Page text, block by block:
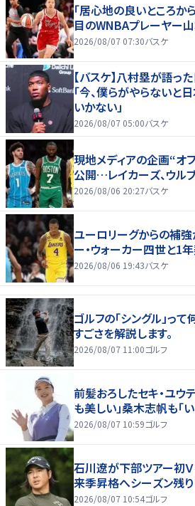
「居心地の良いところ
目のWNBAプレーヤー
2026/08/07 07:30バスケ
【バスケ】八村塁が語
「今、僕らがやらないと
いかない」
2026/08/07 05:00バスケ
現地メディアの企画“オ
公開…レイカーズ、ウル
2026/08/06 20:27バスケ
ユーロリーグからの補
ー・ウォーカー四世と1
2026/08/06 19:43バスケ
ゴルフの「シングル」っ
すごさを解説します。
2026/08/07 11:00ゴルフ
前髪おろしたセキ・ユウ
も美しい」桑木志帆も「い
2026/08/07 10:59ゴルフ
石川遼が下部ツアー初
来季昇格へシーズン残
2026/08/07 10:54ゴルフ